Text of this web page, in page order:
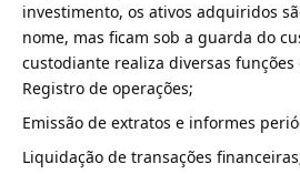
investimento, os ativos adquiridos
nome, mas ficam sob a guarda do
custodiante realiza diversas funções
Registro de operações;
Emissão de extratos e informes
Liquidação de transações